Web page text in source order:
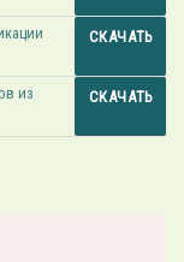
СКАЧАТЬ
из
СКАЧАТЬ